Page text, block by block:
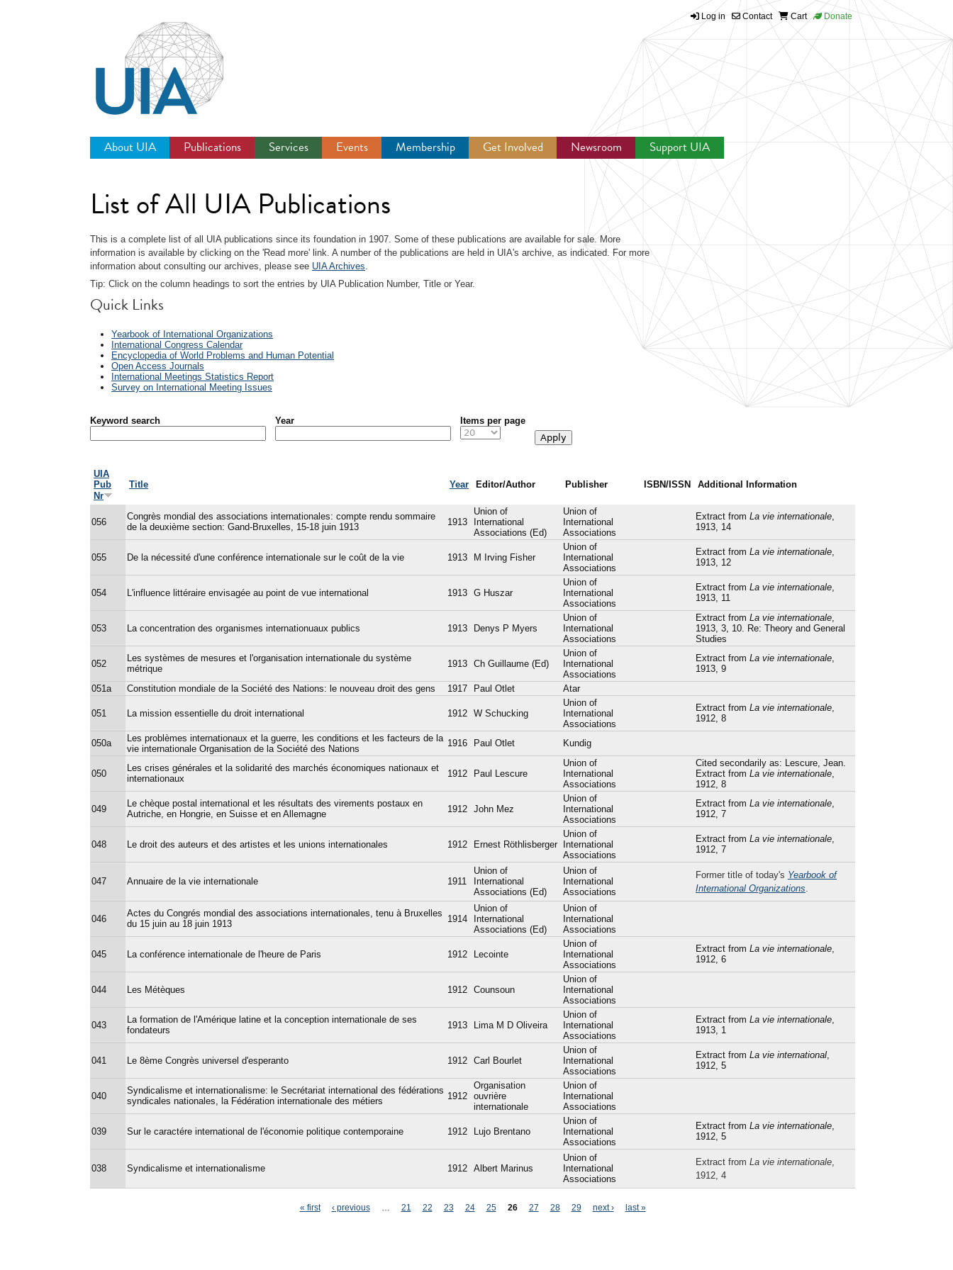
Log in Contact Cart Donate
About UIA Publications Services Events Membership Get Involved Newsroom Support UIA
List of All UIA Publications
This is a complete list of all UIA publications since its foundation in 1907. Some of these publications are available for sale. More
information is available by clicking on the 'Read more' link. A number of the publications are held in UIA's archive, as indicated. For more
information about consulting our archives, please see UIA Archives.
Tip: Click on the column headings to sort the entries by UIA Publication Number, Title or Year.
Quick Links
Yearbook of International Organizations
International Congress Calendar
Encyclopedia of World Problems and Human Potential
Open Access Journals
International Meetings Statistics Report
Survey on International Meeting Issues
Keyword search Year Items per page
UIA
Pub
Nr
Title Year Editor/Author Publisher ISBN/ISSN Additional Information
056
Congrès mondial des associations internationales: compte rendu sommaire
de la deuxième section: Gand-Bruxelles, 15-18 juin 1913
1913
Union of
International
Associations (Ed)
Union of
International
Associations
Extract from La vie internationale
1913, 14
055 De la nécessité d'une conférence internationale sur le coût de la vie 1913 M Irving Fisher
Union of
International
Associations
Extract from La vie internationale
1913, 12
054 L'influence littéraire envisagée au point de vue international 1913 G Huszar
Union of
International
Associations
Extract from La vie internationale
1913, 11
053 La concentration des organismes internationuaux publics 1913 Denys P Myers
Union of
International
Associations
Extract from La vie internationale
1913, 3, 10. Re: Theory and General
Studies
052
Les systèmes de mesures et l'organisation internationale du système
métrique
1913 Ch Guillaume (Ed)
Union of
International
Associations
Extract from La vie internationale
1913, 9
051a
Constitution mondiale de la Société des Nations: le nouveau droit des gens 1917 Paul Otlet Atar
051 La mission essentielle du droit international 1912 W Schucking
Union of
International
Associations
Extract from La vie internationale
1912, 8
050a
Les problèmes internationaux et la guerre, les conditions et les facteurs de la
vie internationale Organisation de la Société des Nations
1916 Paul Otlet Kundig
050
Les crises générales et la solidarité des marchés économiques nationaux et
internationaux
1912 Paul Lescure
Union of
International
Associations
Cited secondarily as: Lescure, Jean.
Extract from La vie internationale
1912, 8
049
Le chèque postal international et les résultats des virements postaux en
Autriche, en Hongrie, en Suisse et en Allemagne
1912 John Mez
Union of
International
Associations
Extract from La vie internationale
1912, 7
048 Le droit des auteurs et des artistes et les unions internationales 1912 Ernest Röthlisberger
Union of
International
Associations
Extract from La vie internationale
1912, 7
047 Annuaire de la vie internationale 1911
Union of
International
Associations (Ed)
Union of
International
Associations
Former title of today's Yearbook of
International Organizations
046
Actes du Congrés mondial des associations internationales, tenu à Bruxelles
du 15 juin au 18 juin 1913
1914
Union of
International
Associations (Ed)
Union of
International
Associations
045 La conférence internationale de l'heure de Paris 1912 Lecointe
Union of
International
Associations
Extract from La vie internationale
1912, 6
044 Les Métèques 1912 Counsoun
Union of
International
Associations
043
La formation de l'Amérique latine et la conception internationale de ses
fondateurs
1913 Lima M D Oliveira
Union of
International
Associations
Extract from La vie internationale
1913, 1
041 Le 8ème Congrès universel d'esperanto 1912 Carl Bourlet
Union of
International
Associations
Extract from La vie international
1912, 5
040
Syndicalisme et internationalisme: le Secrétariat international des fédérations
syndicales nationales, la Fédération internationale des métiers
1912
Organisation
ouvrière
internationale
Union of
International
Associations
039 Sur le caractére international de l'économie politique contemporaine 1912 Lujo Brentano
Union of
International
Associations
Extract from La vie internationale
1912, 5
038 Syndicalisme et internationalisme 1912 Albert Marinus
Union of
International
Associations
Extract from La vie internationale
1912, 4
« first ‹ previous … 21 22 23 24 25 26 27 28 29 next › last »